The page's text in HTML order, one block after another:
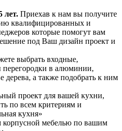
лет. Приехав к нам вы получите
квалифицированных и
которые помогут вам
под Ваш дизайн проект и
выбрать входные,
в алюминии,
дерева, а также подобрать к ним
проект для вашей кухни,
по всем критериям и
кухня»
мебелью по вашим